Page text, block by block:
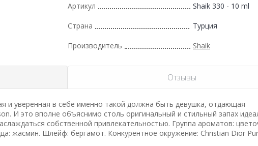
Артикул Shaik 330 - 10 ml
Страна Турция
Производитель Shaik
Отзывы
и уверенная в себе именно такой должна быть девушка, отдающая
И это вполне объяснимо столь оригинальный и стильный запах
собственной привлекательностью. Группа ароматов:
жасмин. Шлейф: бергамот. Конкурентное окружение: Christian Dior